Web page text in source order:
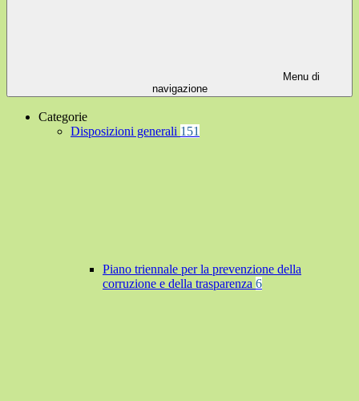
Menu di
navigazione
Categorie
Disposizioni generali 151
Piano triennale per la prevenzione della
corruzione e della trasparenza 6